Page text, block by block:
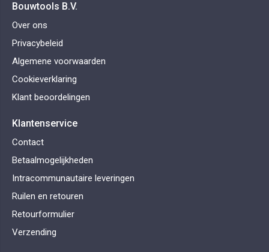
Bouwtools B.V.
Over ons
Privacybeleid
Algemene voorwaarden
Cookieverklaring
Klant beoordelingen
Klantenservice
Contact
Betaalmogelijkheden
Intracommunautaire leveringen
Ruilen en retouren
Retourformulier
Verzending